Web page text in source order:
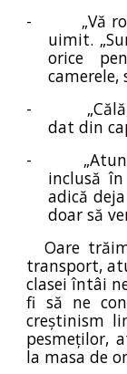
-
„Vă
uimit.
orice
camerele,
-
dat din
-
inclusă
adică
doar să
Oare
transport,
clasei întâi
fi să ne
creștinism
pesmeților,
la masa de